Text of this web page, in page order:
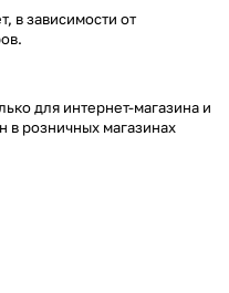
в зависимости от
для интернет-магазина и
в розничных магазинах